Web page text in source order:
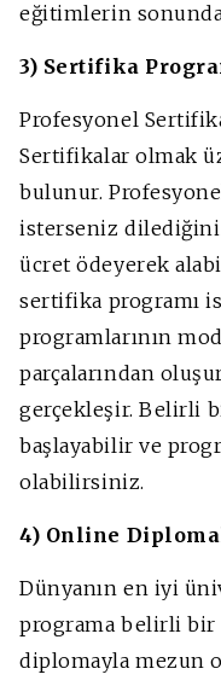
eğitimlerin
3) Sertifika
Profesyonel
Sertifikalar olmak
bulunur.
isterseniz
ücret ödeyerek
sertifika programı
programlarının
parçalarından
gerçekleşir. Belirli
başlayabilir ve
olabilirsiniz.
4) Online
Dünyanın en iyi
programa belirli bir
diplomayla mezun